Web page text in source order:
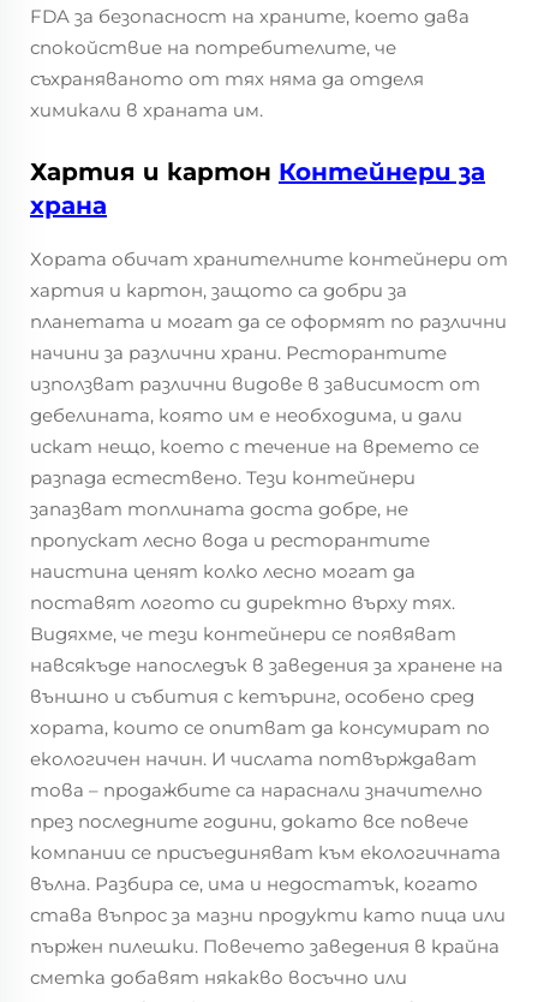
FDA за безопасност на храните, което дава
спокойствие на потребителите, че
съхраняваното от тях няма да отделя
химикали в храната им.
Хартия и картон Контейнери за
храна
Хората обичат хранителните контейнери от
хартия и картон, защото са добри за
планетата и могат да се оформят по различни
начини за различни храни. Ресторантите
използват различни видове в зависимост от
дебелината, която им е необходима, и дали
искат нещо, което с течение на времето се
разпада естествено. Тези контейнери
запазват топлината доста добре, не
пропускат лесно вода и ресторантите
наистина ценят колко лесно могат да
поставят логото си директно върху тях.
Видяхме, че тези контейнери се появяват
навсякъде напоследък в заведения за хранене на
външно и събития с кетъринг, особено сред
хората, които се опитват да консумират по
екологичен начин. И числата потвърждават
това – продажбите са нараснали значително
през последните години, докато все повече
компании се присъединяват към екологичната
вълна. Разбира се, има и недостатък, когато
става въпрос за мазни продукти като пица или
пържен пилешки. Повечето заведения в крайна
сметка добавят някакво восъчно или